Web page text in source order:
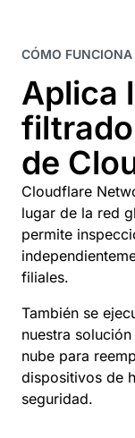
CÓMO FUNCIONA
Aplica
de
Cloudflare
lugar de la red
permite
filiales.
También se
nuestra
nube para
dispositivos de
seguridad.